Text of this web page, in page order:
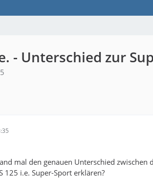
- Unterschied zur
mal den genauen Unterschied zwischen
125 i.e. Super-Sport erklären?